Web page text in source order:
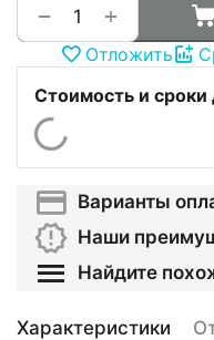
+
−
Отложить
Стоимость и сроки
Варианты
Наши
Найдите
Характеристики